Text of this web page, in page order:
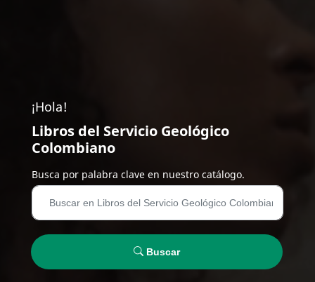
¡Hola!
Libros del Servicio Geológico
Colombiano
Busca por palabra clave en nuestro catálogo.
Buscar